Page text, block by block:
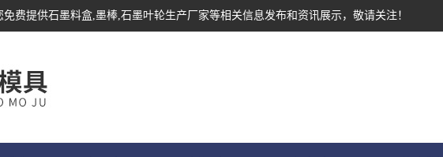
免费提供石墨料盒,墨棒,石墨叶轮生产厂家等相关信息发布和资讯展示，敬请关注！